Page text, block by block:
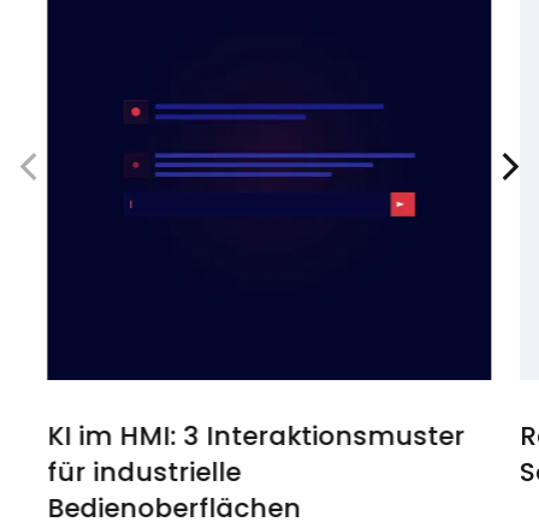
KI im HMI: 3 Interaktionsmuster
für industrielle
Bedienoberflächen